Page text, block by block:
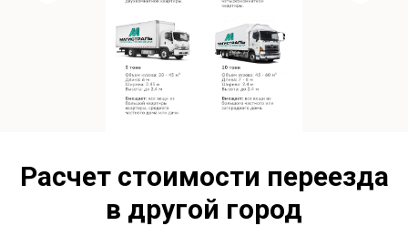
Расчет стоимости переезда
в другой город